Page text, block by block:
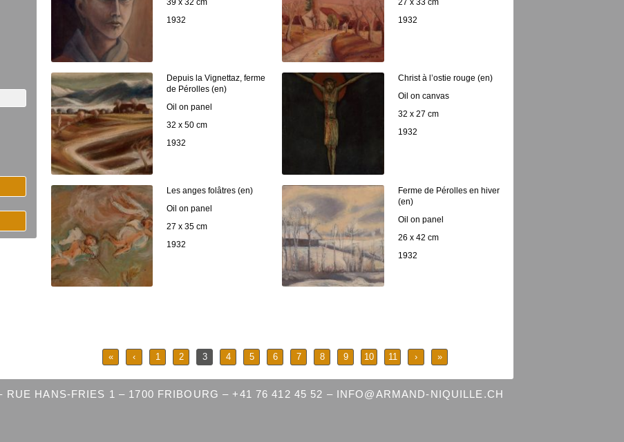
39 x 32 cm
1932
27 x 33 cm
1932
Depuis la Vignettaz, ferme
de Pérolles (en)
Oil on panel
32 x 50 cm
1932
Christ à l’ostie rouge (en)
Oil on canvas
32 x 27 cm
1932
Les anges folâtres (en)
Oil on panel
27 x 35 cm
1932
Ferme de Pérolles en hiver
(en)
Oil on panel
26 x 42 cm
1932
« ‹ 1 2 3 4 5 6 7 8 9 10 11 › »
RUE HANS-FRIES 1 – 1700 FRIBOURG – +41 76 412 45 52 – INFO@ARMAND-NIQUILLE.CH